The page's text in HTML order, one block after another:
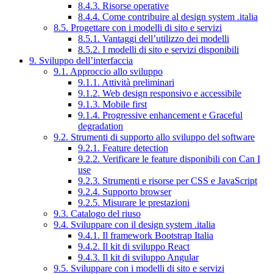
8.4.3. Risorse operative
8.4.4. Come contribuire al design system .italia
8.5. Progettare con i modelli di sito e servizi
8.5.1. Vantaggi dell’utilizzo dei modelli
8.5.2. I modelli di sito e servizi disponibili
9. Sviluppo dell’interfaccia
9.1. Approccio allo sviluppo
9.1.1. Attività preliminari
9.1.2. Web design responsivo e accessibile
9.1.3. Mobile first
9.1.4. Progressive enhancement e Graceful
degradation
9.2. Strumenti di supporto allo sviluppo del software
9.2.1. Feature detection
9.2.2. Verificare le feature disponibili con Can I
use
9.2.3. Strumenti e risorse per CSS e JavaScript
9.2.4. Supporto browser
9.2.5. Misurare le prestazioni
9.3. Catalogo del riuso
9.4. Sviluppare con il design system .italia
9.4.1. Il framework Bootstrap Italia
9.4.2. Il kit di sviluppo React
9.4.3. Il kit di sviluppo Angular
9.5. Sviluppare con i modelli di sito e servizi